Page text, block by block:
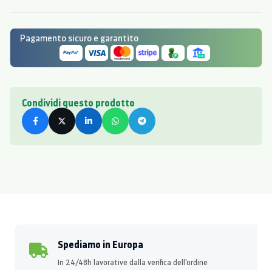
Pagamento sicuro e garantito
Condividi questo prodotto
Spediamo in Europa
In 24/48h lavorative dalla verifica dell'ordine